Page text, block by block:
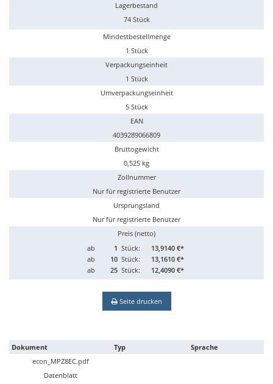
Lagerbestand
74 Stück
Mindestbestellmenge
1 Stück
Verpackungseinheit
1 Stück
Umverpackungseinheit
5 Stück
EAN
4039289066809
Bruttogewicht
0,525 kg
Zollnummer
Nur für registrierte Benutzer
Ursprungsland
Nur für registrierte Benutzer
Preis (netto)
ab
1 Stück:
13,9140 €*
ab
10 Stück:
13,1610 €*
ab
25 Stück: 12,4090 €*
Seite drucken
Dokument Typ
Sprache
econ_MPZ8EC.pdf
Datenblatt